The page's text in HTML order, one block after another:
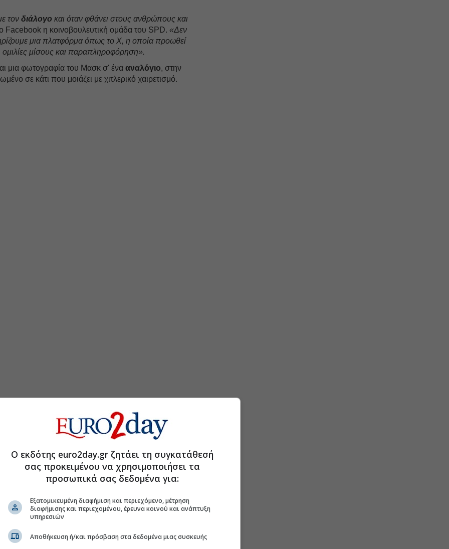
τονδιάλογο και όταν φθάνει στους ανθρώπους και
Facebook η κοινοβουλευτική ομάδα του SPD.«Δεν
μια πλατφόρμα όπως το Χ, η οποία προωθεί
ομιλίες μίσους και παραπληροφόρηση».
μια φωτογραφία του Μασκ σ' ένααναλόγιο, στην
σε κάτι που μοιάζει με χιτλερικό χαιρετισμό.
2022 έναντι44 δισ. δολαρίων την εφαρμογή
τότε Twitter, δέχεται αυξανόμενες επικρίσεις
2025, όταν έκανε χειρονομίες επί σκηνής
για την ορκωμοσία του Αμερικανού προέδρου
να κάνουν λόγο για ναζιστικό χαιρετισμό. Ο Μασκ
Ο εκδότης euro2day.gr ζητάει τη συγκατάθεσή
σας προκειμένου να χρησιμοποιήσει τα
προσωπικά σας δεδομένα για:
Εξατομικευμένη διαφήμιση και περιεχόμενο, μέτρηση
διαφήμισης και περιεχομένου, έρευνα κοινού και ανάπτυξη
υπηρεσιών
Αποθήκευση ή/και πρόσβαση στα δεδομένα μιας συσκευής